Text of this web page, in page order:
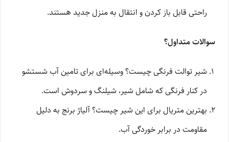
راحتی قابل باز کردن و انتقال به منزل جدید هستند.
سوالات متداول؟
شیر توالت فرنگی چیست؟ وسیله‌ای برای تامین آب شستشو
در کنار فرنگی که شامل شیر، شیلنگ و سردوش است.
بهترین متریال برای این شیر چیست؟ آلیاژ برنج به دلیل
مقاومت در برابر خوردگی آب.